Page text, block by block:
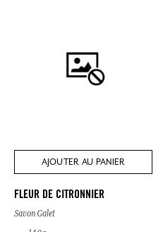
AJOUTER AU PANIER
FLEUR DE CITRONNIER
Savon Galet